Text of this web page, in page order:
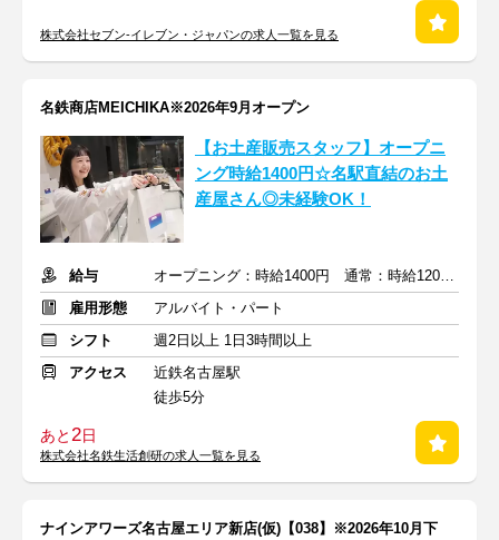
株式会社セブン-イレブン・ジャパンの求人一覧を見る
名鉄商店MEICHIKA※2026年9月オープン
【お土産販売スタッフ】オープニ
ング時給1400円☆名駅直結のお土
産屋さん◎未経験OK！
給与
オープニング：時給1400円 通常：時給1200円～＋交通費全額支給
雇用形態
アルバイト・パート
シフト
週2日以上 1日3時間以上
アクセス
近鉄名古屋駅
徒歩5分
あと2日
株式会社名鉄生活創研の求人一覧を見る
ナインアワーズ名古屋エリア新店(仮)【038】※2026年10月下